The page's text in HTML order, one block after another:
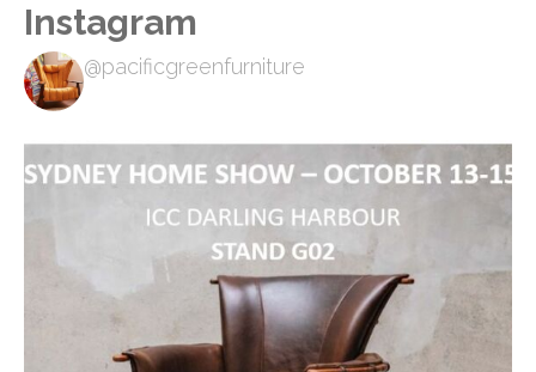
Instagram
@pacificgreenfurniture